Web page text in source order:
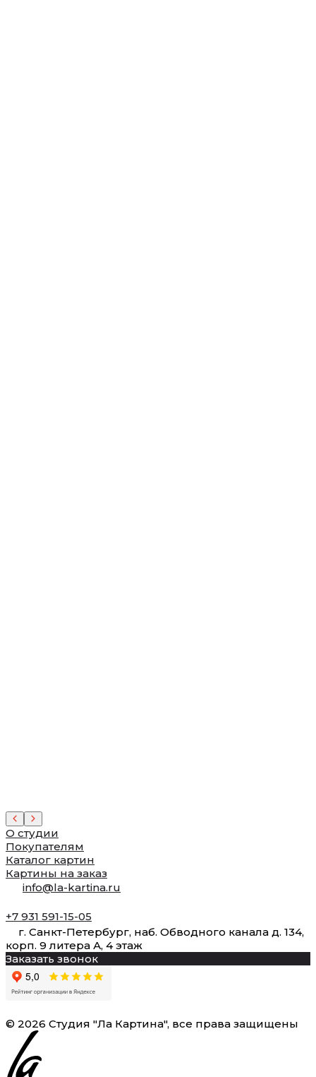
О студии
Покупателям
Каталог картин
Картины на заказ
info@la-kartina.ru
+7 931 591-15-05
г. Санкт-Петербург, наб. Обводного канала д. 134,
корп. 9 литера А, 4 этаж
Заказать звонок
© 2026 Студия "Ла Картина", все права защищены